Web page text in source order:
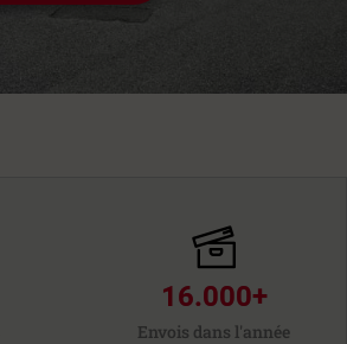
Envois dans l'année
16.000+